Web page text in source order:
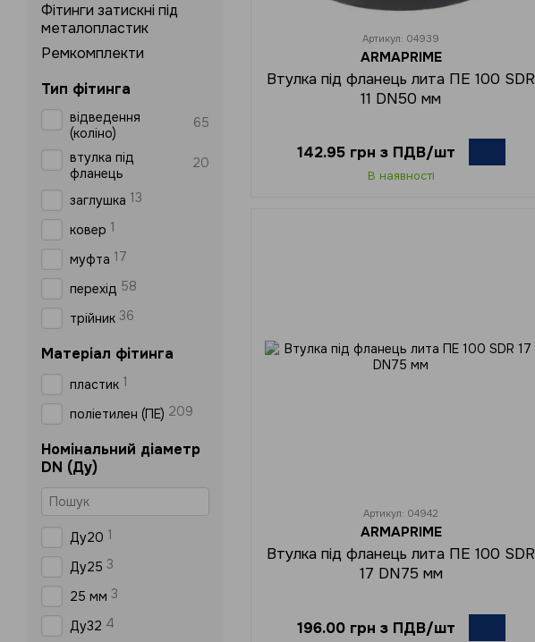
Артикул: 04939
ARMAPRIME
Втулка під фланець лита ПЕ 100 SDR
11 DN50 мм
142.95 грн з ПДВ/шт
В наявності
Артикул: 04942
ARMAPRIME
Втулка під фланець лита ПЕ 100 SDR
17 DN75 мм
196.00 грн з ПДВ/шт
Фітинги затискні під
металопластик
Ремкомплекти
Тип фітинга
відведення
(коліно)
65
втулка під
фланець
20
заглушка 13
ковер 1
муфта 17
перехід 58
трійник 36
Матеріал фітинга
пластик 1
поліетилен (ПЕ) 209
Номінальний діаметр
DN (Ду)
Ду20 1
Ду25 3
25 мм 3
Ду32 4